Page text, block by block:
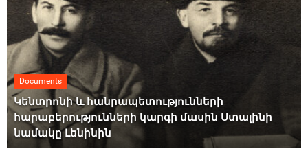
Documents
Կենտրոնի և հանրապետությունների
հարաբերությունների կարգի մասին Ստալինի
նամակը Լենինին